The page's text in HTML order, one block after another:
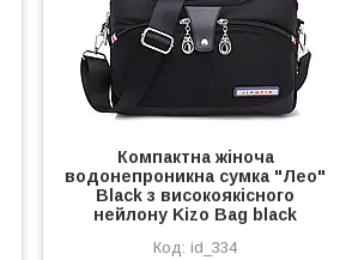
Компактна жіноча
водонепроникна сумка "Лео"
Black з високоякісного
нейлону Kizo Bag black
id_334